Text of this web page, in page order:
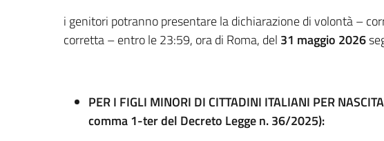
i genitori potranno presentare la dichiarazione di volontà –
corretta – entro le 23:59, ora di Roma, del 31 maggio 2026
PER I FIGLI MINORI DI CITTADINI ITALIANI PER
comma 1-ter del Decreto Legge n. 36/2025):